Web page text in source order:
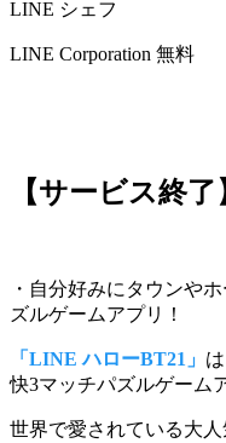
LINE シェフ
LINE Corporation 無料
【サービス終
・自分好みにタウンや
ズルゲームアプリ！
「LINE ハローBT21」
快3マッチパズルゲーム
世界で愛されている大